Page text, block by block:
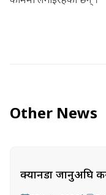
Other News
क्यानडा जानुअघि